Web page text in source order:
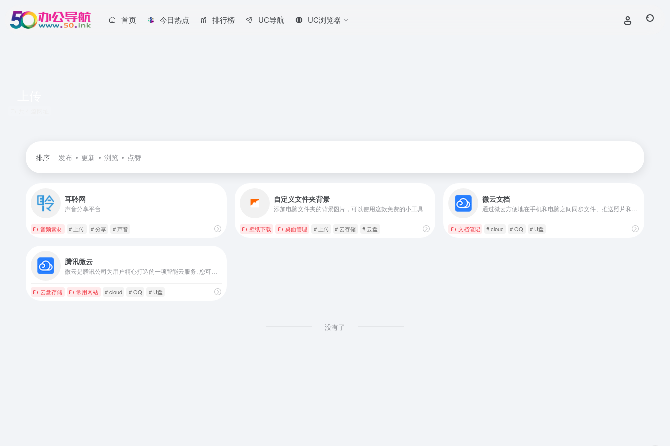
首页 今日热点 排行榜 UC导航 UC浏览器
排序 发布 更新 浏览 点赞
耳聆网
声音分享平台
音频素材 # 上传 # 分享 # 声音
自定义文件夹背景
添加电脑文件夹的背景图片，可以使用这款免费的小工具
壁纸下载 桌面管理 # 上传 # 云存储 # 云盘
微云文档
文档笔记 # cloud # QQ # U盘
腾讯微云
云盘存储 常用网站 # cloud # QQ # U盘
没有了